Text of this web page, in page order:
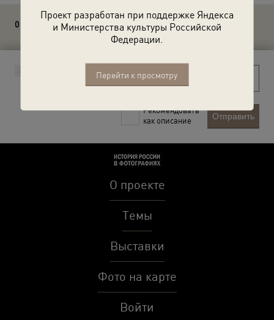
Проект разработан при поддержке Яндекса
и Министерства культуры Российской
Федерации.
Перейти к просмотру
0 комментариев
Рекомендовать
как описание
Отправить
О проекте
Темы
Выставки
Фото на карте
Войти